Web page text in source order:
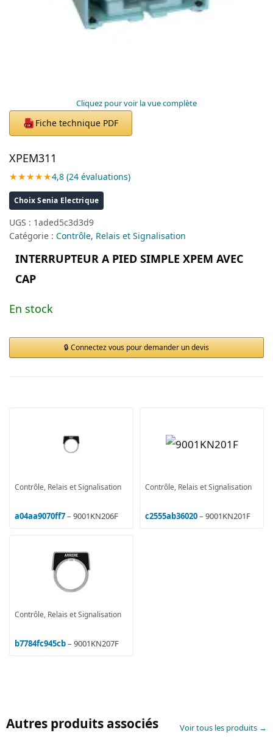
Cliquez pour voir la vue complète
PDF Fiche technique PDF
XPEM311
★★★★★4,8 (24 évaluations)
Choix Senia Electrique
UGS : 1aded5c3d3d9
Catégorie : Contrôle, Relais et Signalisation
INTERRUPTEUR A PIED SIMPLE XPEM AVEC
CAP
En stock
Connectez vous pour demander un devis
Contrôle, Relais et Signalisation
a04aa9070ff7– 9001KN206F
Contrôle, Relais et Signalisation
c2555ab36020– 9001KN201F
Contrôle, Relais et Signalisation
b7784fc945cb– 9001KN207F
Autres produits associés Voir tous les produits →